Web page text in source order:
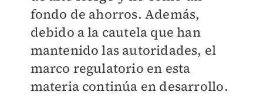
fondo de ahorros. Además,
debido a la cautela que han
mantenido las autoridades, el
marco regulatorio en esta
materia continúa en desarrollo.